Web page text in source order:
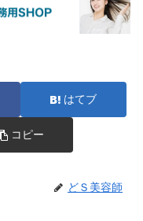
はてブ
コピー
どＳ美容師